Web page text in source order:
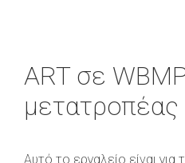
ART σε
μετατροπέας
Αυτό το εργαλείο είναι